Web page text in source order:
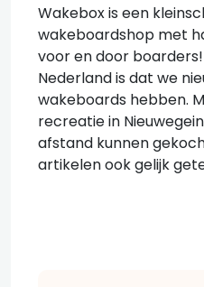
Wakebox is een
wakeboardshop met
voor en door
Nederland is dat we
wakeboards hebben.
recreatie in
afstand kunnen
artikelen ook gelijk